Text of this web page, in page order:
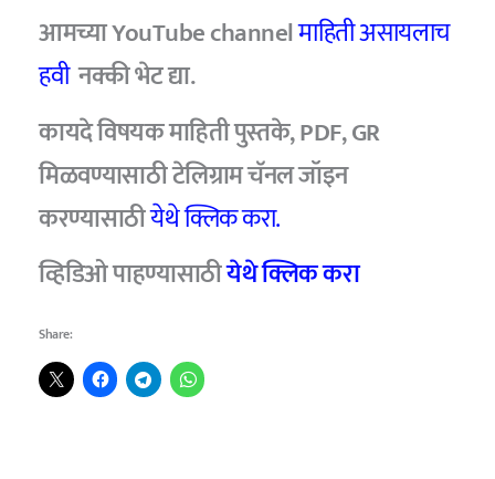
आमच्या YouTube channelमाहिती असायलाच
हवीनक्की भेट द्या.
कायदे विषयक माहिती पुस्तके, PDF, GR
मिळवण्यासाठी टेलिग्राम चॅनल जॉइन
करण्यासाठीयेथे क्लिक करा.
व्हिडिओ पाहण्यासाठीयेथे क्लिक करा
Share: